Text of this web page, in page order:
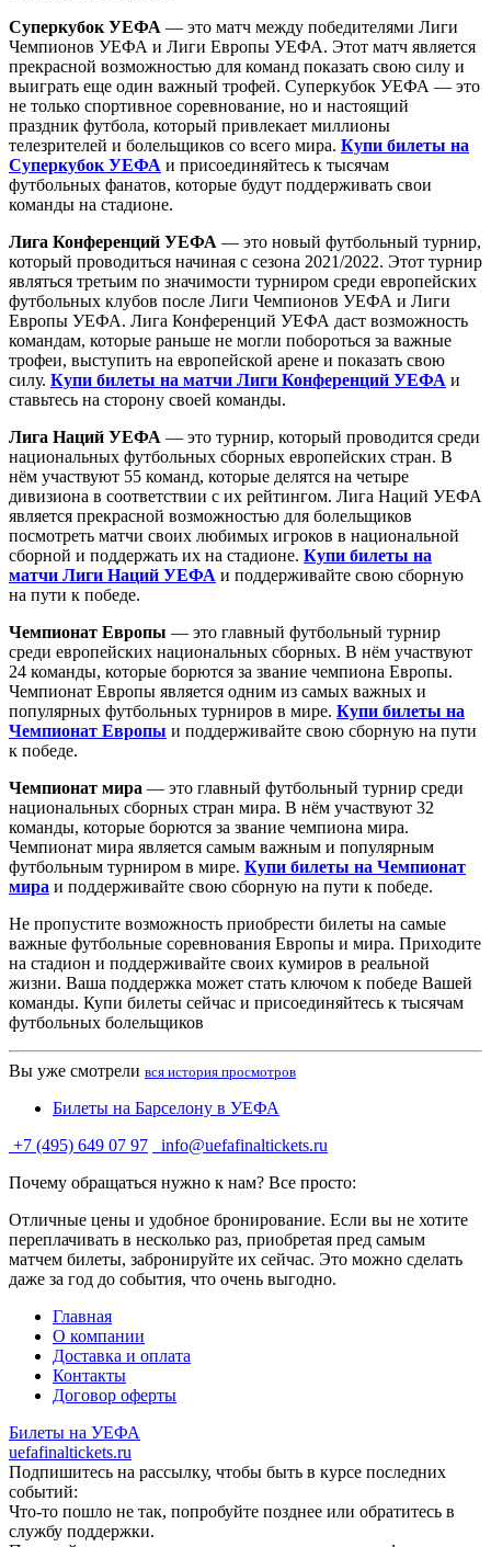
Суперкубок УЕФА — это матч между победителями Лиги
Чемпионов УЕФА и Лиги Европы УЕФА. Этот матч является
прекрасной возможностью для команд показать свою силу и
выиграть еще один важный трофей. Суперкубок УЕФА — это
не только спортивное соревнование, но и настоящий
праздник футбола, который привлекает миллионы
телезрителей и болельщиков со всего мира. Купи билеты на
Суперкубок УЕФА и присоединяйтесь к тысячам
футбольных фанатов, которые будут поддерживать свои
команды на стадионе.
Лига Конференций УЕФА — это новый футбольный турнир,
который проводиться начиная с сезона 2021/2022. Этот турнир
являться третьим по значимости турниром среди европейских
футбольных клубов после Лиги Чемпионов УЕФА и Лиги
Европы УЕФА. Лига Конференций УЕФА даст возможность
командам, которые раньше не могли побороться за важные
трофеи, выступить на европейской арене и показать свою
силу. Купи билеты на матчи Лиги Конференций УЕФА и
ставьтесь на сторону своей команды.
Лига Наций УЕФА — это турнир, который проводится среди
национальных футбольных сборных европейских стран. В
нём участвуют 55 команд, которые делятся на четыре
дивизиона в соответствии с их рейтингом. Лига Наций УЕФА
является прекрасной возможностью для болельщиков
посмотреть матчи своих любимых игроков в национальной
сборной и поддержать их на стадионе. Купи билеты на
матчи Лиги Наций УЕФА и поддерживайте свою сборную
на пути к победе.
Чемпионат Европы — это главный футбольный турнир
среди европейских национальных сборных. В нём участвуют
24 команды, которые борются за звание чемпиона Европы.
Чемпионат Европы является одним из самых важных и
популярных футбольных турниров в мире. Купи билеты на
Чемпионат Европы и поддерживайте свою сборную на пути
к победе.
Чемпионат мира — это главный футбольный турнир среди
национальных сборных стран мира. В нём участвуют 32
команды, которые борются за звание чемпиона мира.
Чемпионат мира является самым важным и популярным
футбольным турниром в мире. Купи билеты на Чемпионат
мира и поддерживайте свою сборную на пути к победе.
Не пропустите возможность приобрести билеты на самые
важные футбольные соревнования Европы и мира. Приходите
на стадион и поддерживайте своих кумиров в реальной
жизни. Ваша поддержка может стать ключом к победе Вашей
команды. Купи билеты сейчас и присоединяйтесь к тысячам
футбольных болельщиков
Вы уже смотрели вся история просмотров
Билеты на Барселону в УЕФА
+7 (495) 649 07 97
info@uefafinaltickets.ru
Почему обращаться нужно к нам? Все просто:
Отличные цены и удобное бронирование. Если вы не хотите
переплачивать в несколько раз, приобретая пред самым
матчем билеты, забронируйте их сейчас. Это можно сделать
даже за год до события, что очень выгодно.
Главная
О компании
Доставка и оплата
Контакты
Договор оферты
Билеты на УЕФА
uefafinaltickets.ru
Подпишитесь на рассылку, чтобы быть в курсе последних
событий:
Что-то пошло не так, попробуйте позднее или обратитесь в
службу поддержки.